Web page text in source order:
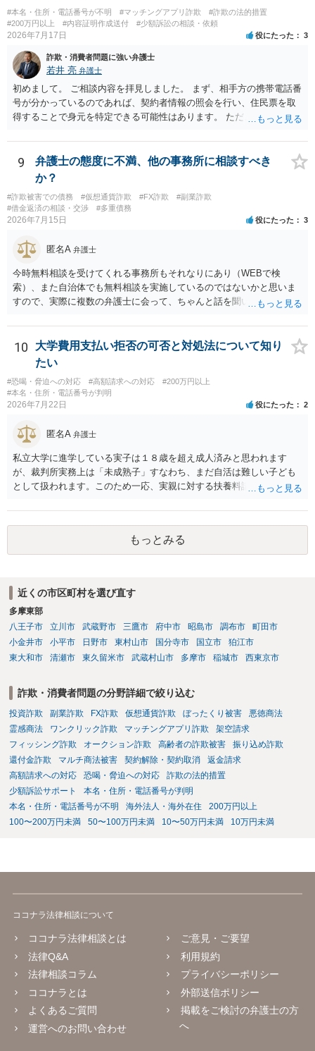
#本名・住所・電話番号が不明 #マッチングアプリ詐欺
#詐欺の法的措置
#200万円以上
#内容証明作成送付 #少額訴訟の相談・依頼
2026年7月17日 役にたった 3
詐欺・消費者問題に強い弁護士
若井 亮 弁護士
初めまして。 ご相談内容を拝見しました。 まず、相手方の携帯電話番
号が分かっているのであれば、契約者情報の照会を行い、住民票を取
得することで身元を特定できる可能性はあります。 ただ、他人名義の
ろです。 LINEについても、詐欺の事案であれば照会できる可能性はあ
りますが、携帯電話の番号を経由する方法より難しくなります。 身元
を特定した後は、返金の理屈があるかどうかを確認していきます。 基
本的に贈与に該当する場合には返金請求ができません。 詐欺を含め、
当方に返金の理屈があるかどうかを確認していきます。 さらに、渡し
た金額について、裏付けがあるかどうかも精査します。 上記を経て、
からスタートすることになるでしょう。 ご理解のとおり、詐欺である
ことの立証は簡単ではありません。 刑事事件化が出来るのであれば、
返金交渉で有利になる可能性がありますが、民事上の詐欺の立証以上
に難しいところがあります。 こちらについては、一度、最寄りの警察
署に被害相談をするようにしてください。 具体的な見通しに関して
良いかと思います。
9
弁護士の態度に不満、他の事務所に相談すべき
か？
#詐欺被害での債務 #仮想通貨詐欺 #FX詐欺
#副業詐欺
#借金返済の相談・交渉
#多重債務
2026年7月15日 役にたった 3
匿名A 弁護士
今時無料相談を受けてくれる事務所もそれなりにあり（WEBで検
索）、また自治体でも無料相談を実施しているのではないかと思いま
すので、実際に複数の弁護士に会って、ちゃんと話を聞いてくれる
はそもそも事案を把握できていないようですので、御相談の案件につ
いては弁護士として能力不足なのかもしれません。相手にしない方が
良いと思います。ただ、仮想通貨詐欺の被害回復は現実的には難しい
かもしれません。
10
大学費用支払い拒否の可否と対処法について知り
たい
#恐喝・脅迫への対応 #高額請求への対応
#200万円以上
#本名・住所・電話番号が判明
2026年7月22日 役にたった 2
匿名A 弁護士
私立大学に進学している実子は１８歳を超え成人済みと思われます
が、裁判所実務上は「未成熟子」すなわち、まだ自活は難しい子ども
として扱われます。このため一応、実親に対する扶養料請求として法
者宛に養育費を支払っており、当該養育費は実子の進学費用の趣旨も
一部含まれています。また、私立大学進学について貴殿が了解したわ
けではないという事情も存在します。 こうした場合には、支払を拒ん
だとしても学費の請求が裁判所によって強制される可能性は低いとい
もっとみる
近くの市区町村を選び直す
多摩東部
八王子市
立川市 武蔵野市 三鷹市 府中市 昭島市 調布市
町田市
小金井市
小平市 日野市 東村山市 国分寺市 国立市
狛江市
東大和市
清瀬市 東久留米市 武蔵村山市 多摩市 稲城市 西東京市
詐欺・消費者問題の分野詳細で絞り込む
投資詐欺 副業詐欺 FX詐欺 仮想通貨詐欺 ぼったくり被害
悪徳商法
霊感商法
ワンクリック詐欺 マッチングアプリ詐欺
架空請求
フィッシング詐欺
オークション詐欺 高齢者の詐欺被害
振り込め詐欺
還付金詐欺
マルチ商法被害 契約解除・契約取消
返金請求
高額請求への対応
恐喝・脅迫への対応
詐欺の法的措置
少額訴訟サポート
本名・住所・電話番号が判明
本名・住所・電話番号が不明
海外法人・海外在住
200万円以上
100〜200万円未満
50〜100万円未満 10〜50万円未満 10万円未満
ココナラ法律相談について
ココナラ法律相談とは
法律Q&A
法律相談コラム
ココナラとは
よくあるご質問
運営へのお問い合わせ
ご意見・ご要望
利用規約
プライバシーポリシー
外部送信ポリシー
掲載をご検討の弁護士の方
へ